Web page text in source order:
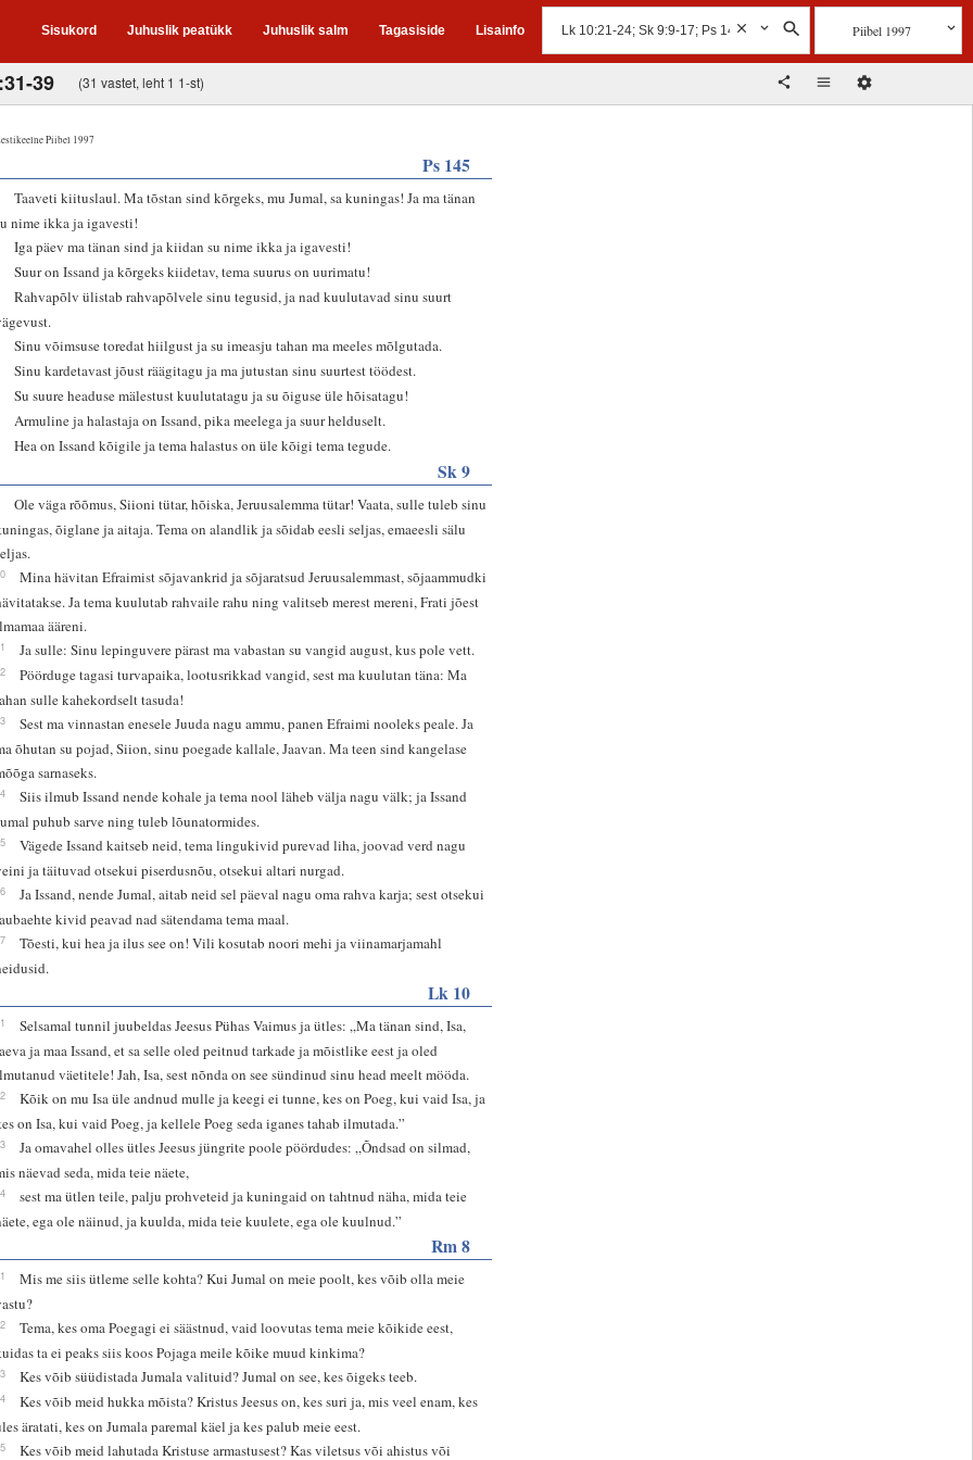
Sisukord Juhuslik peatükk Juhuslik salm Tagasiside Lisainfo Piibel 1997
39 (31 vastet, leht 1 1-st)
Piibel 1997
Ps 145
Taaveti kiituslaul. Ma tõstan sind kõrgeks, mu Jumal, sa kuningas! Ja ma tänan
nime ikka ja igavesti!
Iga päev ma tänan sind ja kiidan su nime ikka ja igavesti!
Suur on Issand ja kõrgeks kiidetav, tema suurus on uurimatu!
Rahvapõlv ülistab rahvapõlvele sinu tegusid, ja nad kuulutavad sinu suurt
Sinu võimsuse toredat hiilgust ja su imeasju tahan ma meeles mõlgutada.
Sinu kardetavast jõust räägitagu ja ma jutustan sinu suurtest töödest.
Su suure headuse mälestust kuulutatagu ja su õiguse üle hõisatagu!
Armuline ja halastaja on Issand, pika meelega ja suur helduselt.
Hea on Issand kõigile ja tema halastus on üle kõigi tema tegude.
Sk 9
Ole väga rõõmus, Siioni tütar, hõiska, Jeruusalemma tütar! Vaata, sulle tuleb sinu
õiglane ja aitaja. Tema on alandlik ja sõidab eesli seljas, emaeesli sälu
Mina hävitan Efraimist sõjavankrid ja sõjaratsud Jeruusalemmast, sõjaammudki
Ja tema kuulutab rahvaile rahu ning valitseb merest mereni, Frati jõest
ääreni.
Ja sulle: Sinu lepinguvere pärast ma vabastan su vangid august, kus pole vett.
Pöörduge tagasi turvapaika, lootusrikkad vangid, sest ma kuulutan täna: Ma
sulle kahekordselt tasuda!
Sest ma vinnastan enesele Juuda nagu ammu, panen Efraimi nooleks peale. Ja
õhutan su pojad, Siion, sinu poegade kallale, Jaavan. Ma teen sind kangelase
sarnaseks.
Siis ilmub Issand nende kohale ja tema nool läheb välja nagu välk; ja Issand
puhub sarve ning tuleb lõunatormides.
Vägede Issand kaitseb neid, tema lingukivid purevad liha, joovad verd nagu
ja täituvad otsekui piserdusnõu, otsekui altari nurgad.
Ja Issand, nende Jumal, aitab neid sel päeval nagu oma rahva karja; sest otsekui
kivid peavad nad sätendama tema maal.
Tõesti, kui hea ja ilus see on! Vili kosutab noori mehi ja viinamarjamahl
Lk 10
Selsamal tunnil juubeldas Jeesus Pühas Vaimus ja ütles: „Ma tänan sind, Isa,
ja maa Issand, et sa selle oled peitnud tarkade ja mõistlike eest ja oled
väetitele! Jah, Isa, sest nõnda on see sündinud sinu head meelt mööda.
Kõik on mu Isa üle andnud mulle ja keegi ei tunne, kes on Poeg, kui vaid Isa, ja
on Isa, kui vaid Poeg, ja kellele Poeg seda iganes tahab ilmutada.”
Ja omavahel olles ütles Jeesus jüngrite poole pöördudes: „Õndsad on silmad,
näevad seda, mida teie näete,
sest ma ütlen teile, palju prohveteid ja kuningaid on tahtnud näha, mida teie
ega ole näinud, ja kuulda, mida teie kuulete, ega ole kuulnud.”
Rm 8
Mis me siis ütleme selle kohta? Kui Jumal on meie poolt, kes võib olla meie
Tema, kes oma Poegagi ei säästnud, vaid loovutas tema meie kõikide eest,
ta ei peaks siis koos Pojaga meile kõike muud kinkima?
Kes võib süüdistada Jumala valituid? Jumal on see, kes õigeks teeb.
Kes võib meid hukka mõista? Kristus Jeesus on, kes suri ja, mis veel enam, kes
äratati, kes on Jumala paremal käel ja kes palub meie eest.
Kes võib meid lahutada Kristuse armastusest? Kas viletsus või ahistus või